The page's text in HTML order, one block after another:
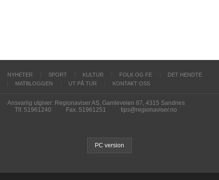
NYHETER SPORT KULTUR FOLK OG FE
DET HENDTE
MATBLOGGEN
UT PÅ TUR KONTAKT OSS
Ansvarlig utgiver: Regionaviser AS, Gamleveien 87, 4315 Sandnes
Tlf. 51961240
Fax. 51961251 tips@regionaviser.no
PC version